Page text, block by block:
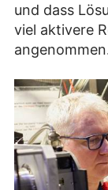
und dass
viel aktivere